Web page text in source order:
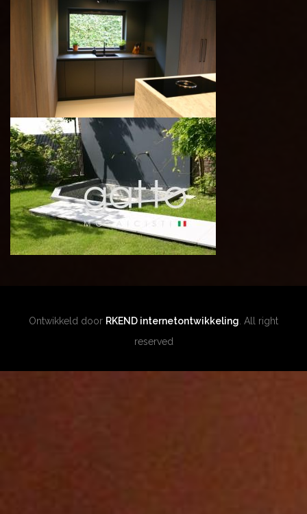
Ontwikkeld door RKEND internetontwikkeling . All right
reserved